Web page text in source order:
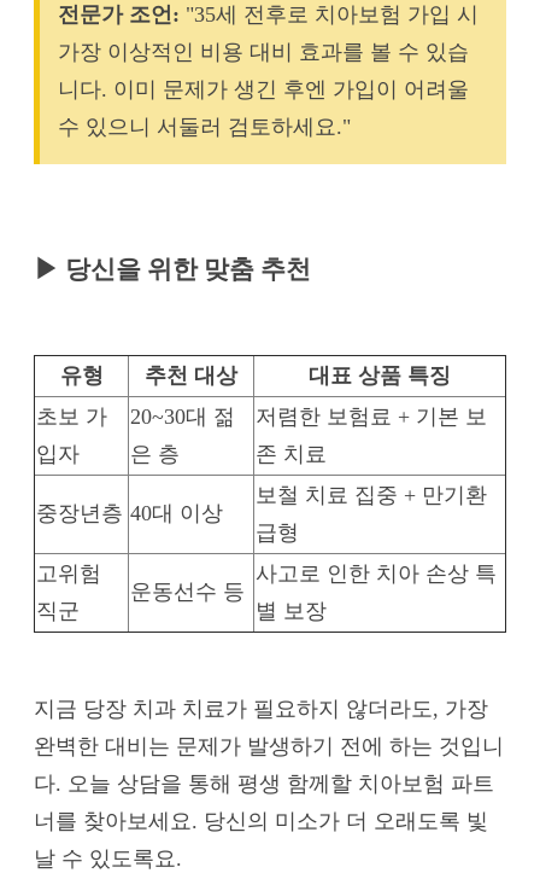
전문가 조언: "35세 전후로 치아보험 가입 시
가장 이상적인 비용 대비 효과를 볼 수 있습
니다. 이미 문제가 생긴 후엔 가입이 어려울
수 있으니 서둘러 검토하세요."
▶ 당신을 위한 맞춤 추천
유형 추천 대상
대표 상품 특징
초보 가
입자
20~30대 젊
은 층
저렴한 보험료 + 기본 보
존 치료
중장년층 40대 이상
보철 치료 집중 + 만기환
급형
고위험
직군
운동선수 등
사고로 인한 치아 손상 특
별 보장
지금 당장 치과 치료가 필요하지 않더라도, 가장
완벽한 대비는 문제가 발생하기 전에 하는 것입니
다. 오늘 상담을 통해 평생 함께할 치아보험 파트
너를 찾아보세요. 당신의 미소가 더 오래도록 빛
날 수 있도록요.